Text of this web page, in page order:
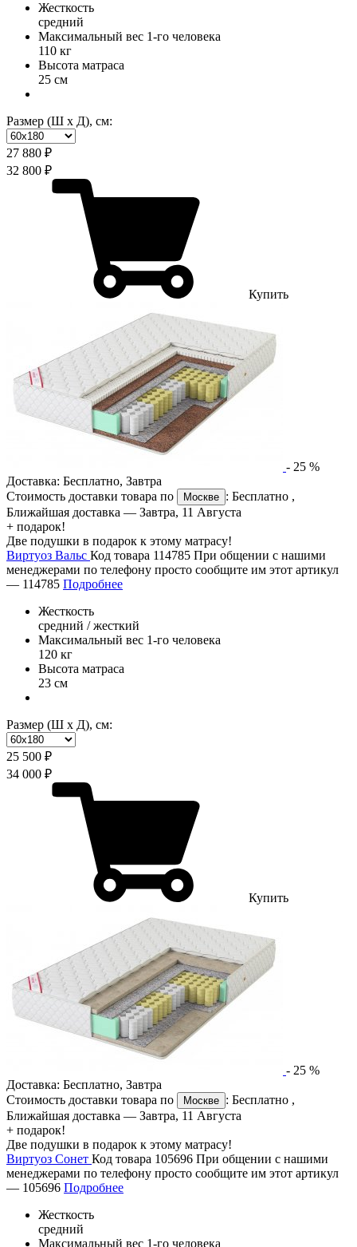
Жесткость
средний
Максимальный вес 1-го человека
110 кг
Высота матраса
25 см
Размер (Ш х Д), см:
27 880 ₽
32 800 ₽
Купить
- 25 %
Доставка: Бесплатно, Завтра
Стоимость доставки товара по
Москве : Бесплатно ,
Ближайшая доставка — Завтра, 11 Августа
+ подарок!
Две подушки в подарок к этому матрасу!
Виртуоз Вальс Код товара 114785 При общении с нашими
менеджерами по телефону просто сообщите им этот артикул
— 114785 Подробнее
Жесткость
средний / жесткий
Максимальный вес 1-го человека
120 кг
Высота матраса
23 см
Размер (Ш х Д), см:
25 500 ₽
34 000 ₽
Купить
- 25 %
Доставка: Бесплатно, Завтра
Стоимость доставки товара по
Москве : Бесплатно ,
Ближайшая доставка — Завтра, 11 Августа
+ подарок!
Две подушки в подарок к этому матрасу!
Виртуоз Сонет Код товара 105696 При общении с нашими
менеджерами по телефону просто сообщите им этот артикул
— 105696 Подробнее
Жесткость
средний
Максимальный вес 1-го человека